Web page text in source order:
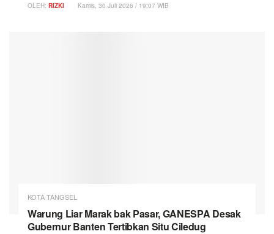
OLEH: RIZKI Kamis, 30 Juli 2026 / 19:07 WIB
KOTA TANGSEL
Warung Liar Marak bak Pasar, GANESPA Desak
Gubernur Banten Tertibkan Situ Ciledug